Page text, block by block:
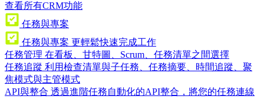
查看所有CRM功能
任務與專案
任務與專案 更輕鬆快速完成工作
任務管理 在看板、甘特圖、Scrum、任務清單之間選擇
任務追蹤 利用檢查清單與子任務、任務摘要、時間追蹤、聚
焦模式與主管模式
API與整合 透過進階任務自動化的API整合，將您的任務連線